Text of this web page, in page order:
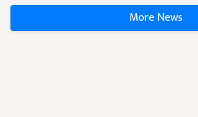
More News